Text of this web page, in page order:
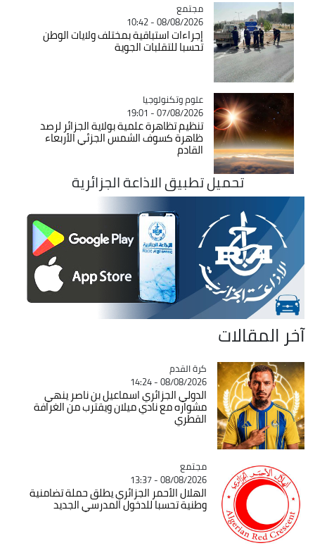
Catégorie
مجتمع
08/08/2026 - 10:42
إجراءات استباقية بمختلف ولايات الوطن
تحسبا للتقلبات الجوية
Catégorie
علوم وتكنولوجيا
07/08/2026 - 19:01
تنظيم تظاهرة علمية بولاية الجزائر لرصد
ظاهرة كسوف الشمس الجزئي الأربعاء
القادم
تحميل تطبيق الاذاعة الجزائرية
آخر المقالات
Catégorie
كرة القدم
08/08/2026 - 14:24
الدولي الجزائري اسماعيل بن ناصر ينهي
مشواره مع نادي ميلان ويقترب من الغرافة
القطري
Catégorie
مجتمع
08/08/2026 - 13:37
الهلال الأحمر الجزائري يطلق حملة تضامنية
وطنية تحسبا للدخول المدرسي الجديد